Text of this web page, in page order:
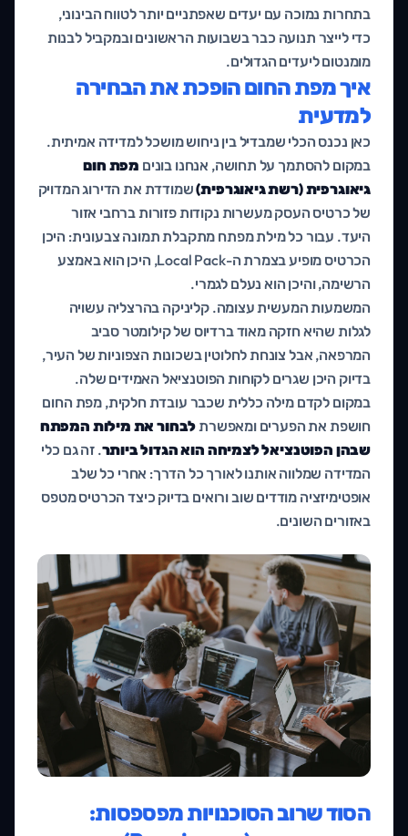
בתחרות נמוכה עם יעדים שאפתניים יותר לטווח הבינוני,
כדי לייצר תנועה כבר בשבועות הראשונים ובמקביל לבנות
מומנטום ליעדים הגדולים.
איך מפת החום הופכת את הבחירה
למדעית
כאן נכנס הכלי שמבדיל בין ניחוש מושכל למדידה אמיתית.
במקום להסתמך על תחושה, אנחנו בונים מפת חום
גיאוגרפית (רשת גיאוגרפית)שמודדת את הדירוג המדויק
של כרטיס העסק מעשרות נקודות פזורות ברחבי אזור
היעד. עבור כל מילת מפתח מתקבלת תמונה צבעונית: היכן
הכרטיס מופיע בצמרת ה-Local Pack, היכן הוא באמצע
הרשימה, והיכן הוא נעלם לגמרי.
המשמעות המעשית עצומה. קליניקה בהרצליה עשויה
לגלות שהיא חזקה מאוד ברדיוס של קילומטר סביב
המרפאה, אבל צונחת לחלוטין בשכונות הצפוניות של העיר,
בדיוק היכן שגרים לקוחות הפוטנציאל האמידים שלה.
במקום לקדם מילה כללית שכבר עובדת חלקית, מפת החום
חושפת את הפערים ומאפשרתלבחור את מילות המפתח
שבהן הפוטנציאל לצמיחה הוא הגדול ביותר. זה גם כלי
המדידה שמלווה אותנו לאורך כל הדרך: אחרי כל שלב
אופטימיזציה מודדים שוב ורואים בדיוק כיצד הכרטיס מטפס
באזורים השונים.
הסוד שרוב הסוכנויות מפספסות: